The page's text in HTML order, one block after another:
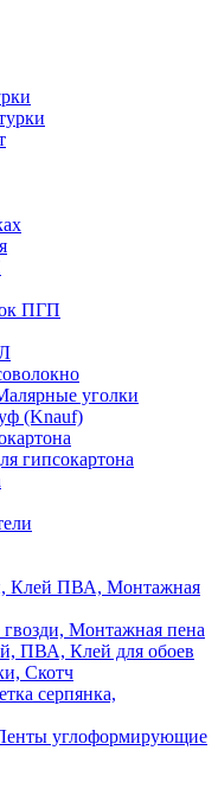
ПГП
уголки
(Knauf)
гипсокартона
Клей ПВА, Монтажная
Монтажная пена
ПВА, Клей для обоев
Скотч
серпянка,
углоформирующие